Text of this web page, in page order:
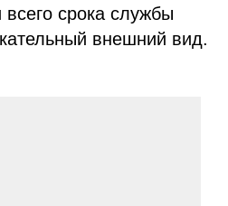
срока службы
внешний вид.